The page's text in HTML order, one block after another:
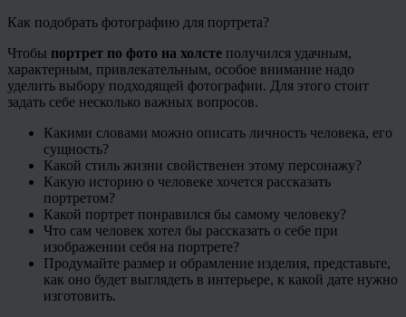
Как подобрать фотографию для портрета?
Чтобы портрет по фото на холсте получился удачным,
характерным, привлекательным, особое внимание надо
уделить выбору подходящей фотографии. Для этого стоит
задать себе несколько важных вопросов.
Какими словами можно описать личность человека, его
сущность?
Какой стиль жизни свойственен этому персонажу?
Какую историю о человеке хочется рассказать
портретом?
Какой портрет понравился бы самому человеку?
Что сам человек хотел бы рассказать о себе при
изображении себя на портрете?
Продумайте размер и обрамление изделия, представьте,
как оно будет выглядеть в интерьере, к какой дате нужно
изготовить.